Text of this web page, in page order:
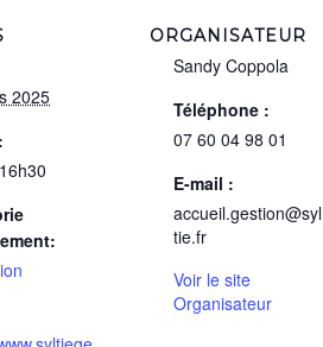
2025
ORGANISATEUR
Sandy Coppola
Téléphone :
07 60 04 98 01
E-mail :
accueil.gestion@syl
tie.fr
Voir le site
Organisateur